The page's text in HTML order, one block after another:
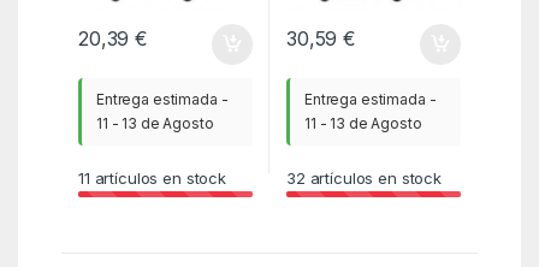
20,39€
Entrega estimada -
11 - 13 de Agosto
11 artículos en stock
30,59€
Entrega estimada -
11 - 13 de Agosto
32 artículos en stock